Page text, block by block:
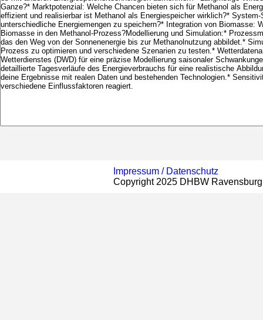
Impressum / Datenschutz
Copyright 2025 DHBW Ravensburg